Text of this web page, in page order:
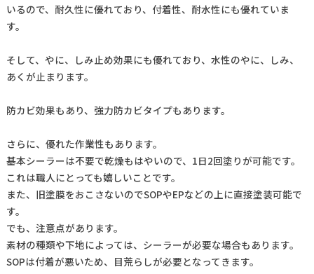
いるので、耐久性に優れており、付着性、耐水性にも優れていま
す。
そして、やに、しみ止め効果にも優れており、水性のやに、しみ、
あくが止まります。
防カビ効果もあり、強力防カビタイプもあります。
さらに、優れた作業性もあります。
基本シーラーは不要で乾燥もはやいので、1日2回塗りが可能です。
これは職人にとっても嬉しいことです。
また、旧塗膜をおこさないのでSOPやEPなどの上に直接塗装可能で
す。
でも、注意点があります。
素材の種類や下地によっては、シーラーが必要な場合もあります。
SOPは付着が悪いため、目荒らしが必要となってきます。